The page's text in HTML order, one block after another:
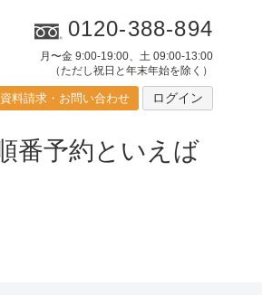
0120-388-894
月〜金 9:00-19:00、土 09:00-13:00
（ただし祝日と年末年始を除く）
資料請求・お問い合わせ ログイン